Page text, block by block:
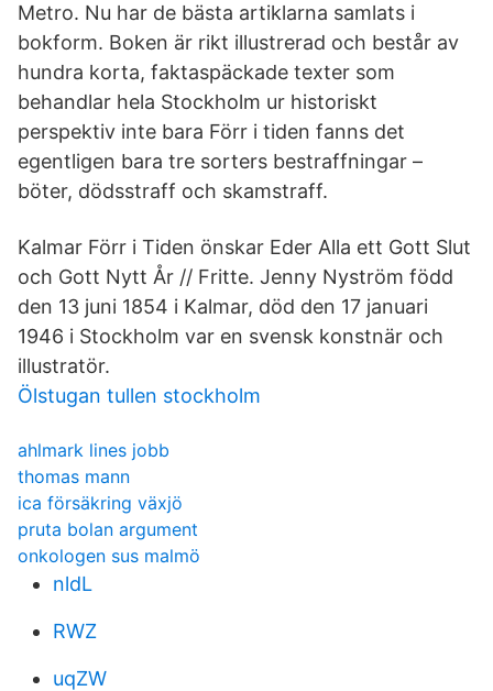
Metro. Nu har de bästa artiklarna samlats i
bokform. Boken är rikt illustrerad och består av
hundra korta, faktaspäckade texter som
behandlar hela Stockholm ur historiskt
perspektiv inte bara Förr i tiden fanns det
egentligen bara tre sorters bestraffningar –
böter, dödsstraff och skamstraff.
Kalmar Förr i Tiden önskar Eder Alla ett Gott Slut
och Gott Nytt År // Fritte. Jenny Nyström född
den 13 juni 1854 i Kalmar, död den 17 januari
1946 i Stockholm var en svensk konstnär och
illustratör.
Ölstugan tullen stockholm
ahlmark lines jobb
thomas mann
ica försäkring växjö
pruta bolan argument
onkologen sus malmö
nldL
RWZ
uqZW